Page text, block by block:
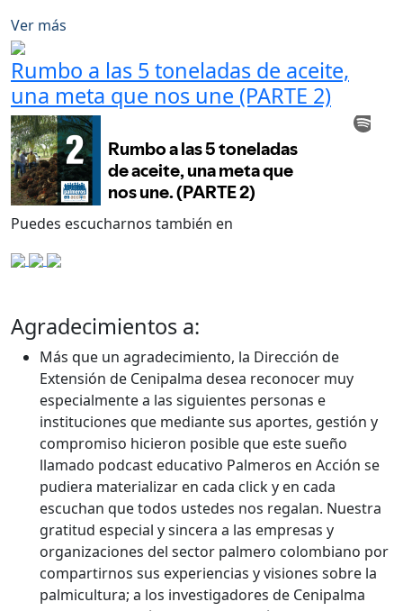
Ver más
Rumbo a las 5 toneladas de aceite,
una meta que nos une (PARTE 2)
Puedes escucharnos también en
Agradecimientos a:
Más que un agradecimiento, la Dirección de
Extensión de Cenipalma desea reconocer muy
especialmente a las siguientes personas e
instituciones que mediante sus aportes, gestión y
compromiso hicieron posible que este sueño
llamado podcast educativo Palmeros en Acción se
pudiera materializar en cada click y en cada
escuchan que todos ustedes nos regalan. Nuestra
gratitud especial y sincera a las empresas y
organizaciones del sector palmero colombiano por
compartirnos sus experiencias y visiones sobre la
palmicultura; a los investigadores de Cenipalma